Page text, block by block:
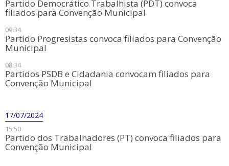
Partido Democrático Trabalhista (PDT) convoca
filiados para Convenção Municipal
09:34
Partido Progresistas convoca filiados para Convenção
Municipal
08:34
Partidos ​PSDB e Cidadania convocam filiados para
Convenção Municipal
17/07/2024
15:50
Partido ​dos Trabalhadores (PT) convoca filiados para
Convenção Municipal